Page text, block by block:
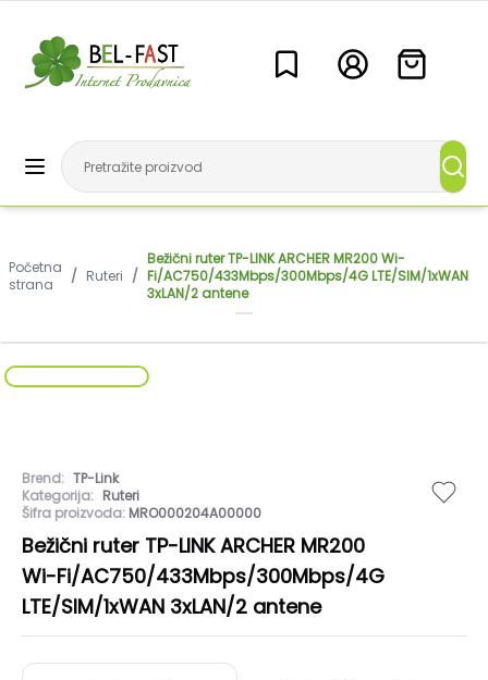
Početna
strana
/ Ruteri /
Bežični ruter TP-LINK ARCHER MR200 Wi-
Fi/AC750/433Mbps/300Mbps/4G LTE/SIM/1xWAN
3xLAN/2 antene
Brend: TP-Link
Kategorija: Ruteri
Šifra proizvoda: MRO000204A00000
Bežični ruter TP-LINK ARCHER MR200
Wi-Fi/AC750/433Mbps/300Mbps/4G
LTE/SIM/1xWAN 3xLAN/2 antene